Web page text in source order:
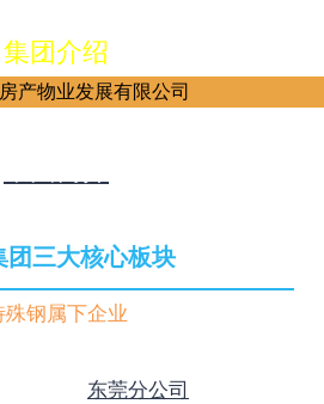
集团介绍
产物业发展有限公司
团三大核心板块
殊钢属下企业
东莞分公司